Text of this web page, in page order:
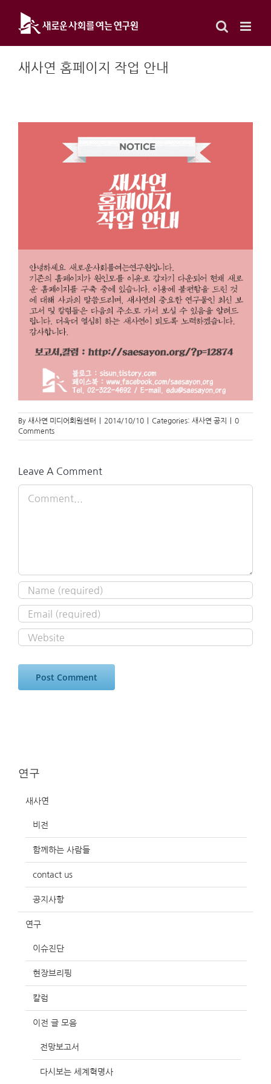
content
새사연 홈페이지 작업 안내
By 새사연 미디어회원센터 2014/10/10 Categories: 새사연 공지
0
Comments
Leave A Comment
연구
새사연
비전
함께하는 사람들
contact us
공지사항
연구
이슈진단
현장브리핑
칼럼
이전 글 모음
전망보고서
다시보는 세계혁명사